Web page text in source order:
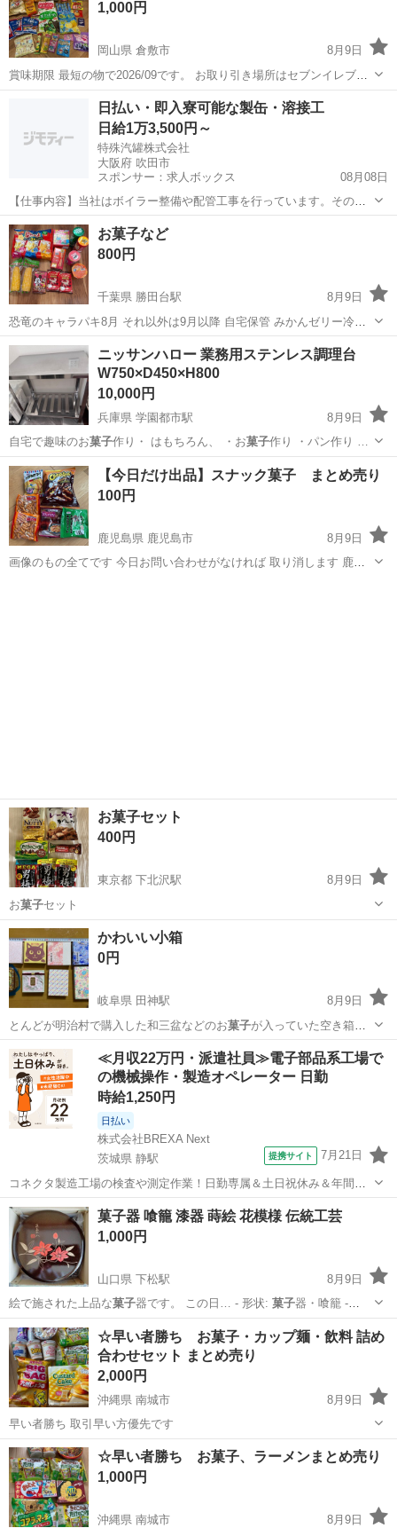
1,000円
岡山県 倉敷市
8月9日
賞味期限 最短の物で2026/09です。 お取り引き場所はセブンイレブン
倉敷新田店でお願い致します。
倉敷市 食品
日払い・即入寮可能な製缶・溶接工
日給1万3,500円～
特殊汽罐株式会社
大阪府 吹田市
スポンサー：求人ボックス
08月08日
【仕事内容】当社はボイラー整備や配管工事を行っています。その中
で必要な配管やボイラーの製缶作業(溶接・切断・架台等の製作)業務に
当社工場内であたっていただきます。 工場は大阪府吹田市芳野町。御
堂筋線の江坂駅からの徒歩圏内にあります...
アルバイト・パート
お菓子など
800円
千葉県 勝田台駅
8月9日
恐竜のキャラパキ8月 それ以外は9月以降 自宅保管 みかんゼリー冷蔵
庫入れてます ノークレームノーリターン
千葉 八千代市 勝田台駅 食品
ニッサンハロー 業務用ステンレス調理台
W750×D450×H800
10,000円
兵庫県 学園都市駅
8月9日
自宅で趣味のお菓子作り・ はもちろん、 ・お菓子作り ・パン作り …
兵庫 神戸市 学園都市駅 その他
【今日だけ出品】スナック菓子 まとめ売り
100円
鹿児島県 鹿児島市
8月9日
画像のもの全てです 今日お問い合わせがなければ 取り消します 鹿児
お菓子セット
400円
東京都 下北沢駅
8月9日
お菓子セット
東京 世田谷区 下北沢駅
かわいい小箱
0円
岐阜県 田神駅
8月9日
とんどが明治村で購入した和三盆などのお菓子が入っていた空き箱で
す。 一枚目左手前…
岐阜 岐阜市 田神駅 その他
≪月収22万円・派遣社員≫電子部品系工場で
の機械操作・製造オペレーター 日勤
時給1,250円
日払い
株式会社BREXA Next
茨城県 静駅
提携サイト 7月21日
コネクタ製造工場の検査や測定作業！日勤専属＆土日祝休み＆年間休
日128日★クリーンルーム内作業★マイカー通勤OK＆無料駐車場あり
★就業先食堂利用可！日払い制度あり！《茨城県常陸大宮市》 人気の
工場のお仕事 ◇コネクタ製造工...
茨城 常陸大宮市 静駅 その他
菓子器 喰籠 漆器 蒔絵 花模様 伝統工芸
1,000円
山口県 下松駅
8月9日
絵で施された上品な菓子 器です。 この日… - 形状: 菓子器・喰籠 -
意…
山口 下松市 下松駅 家庭用品
☆早い者勝ち お菓子・カップ麺・飲料 詰め
合わせセット まとめ売り
2,000円
沖縄県 南城市
8月9日
早い者勝ち 取引早い方優先です
沖縄 南城市 食品 カップ麺
☆早い者勝ち お菓子、ラーメンまとめ売り
1,000円
沖縄県 南城市
8月9日